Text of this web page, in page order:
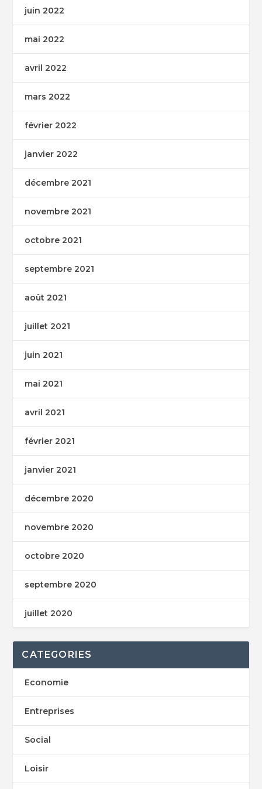
juin 2022
mai 2022
avril 2022
mars 2022
février 2022
janvier 2022
décembre 2021
novembre 2021
octobre 2021
septembre 2021
août 2021
juillet 2021
juin 2021
mai 2021
avril 2021
février 2021
janvier 2021
décembre 2020
novembre 2020
octobre 2020
septembre 2020
juillet 2020
CATEGORIES
Economie
Entreprises
Social
Loisir